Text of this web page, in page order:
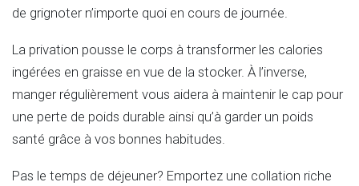
de grignoter n’importe quoi en cours de journée.
La privation pousse le corps à transformer les calories
ingérées en graisse en vue de la stocker. À l’inverse,
manger régulièrement vous aidera à maintenir le cap pour
une perte de poids durable ainsi qu’à garder un poids
santé grâce à vos bonnes habitudes.
Pas le temps de déjeuner? Emportez une collation riche